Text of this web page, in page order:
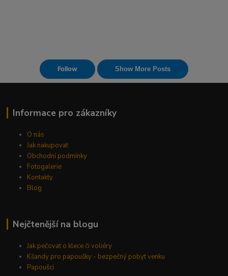
Informace pro zákazníky
O nás
Jak nakupovat
Obchodní podmínky
Fotogalerie
Kontakty
Blog
Nejčtenější na blogu
Jak pečovat o klece či voliéry
Kšandy pro papoušky - bezpečný pobyt venku
Papoušci